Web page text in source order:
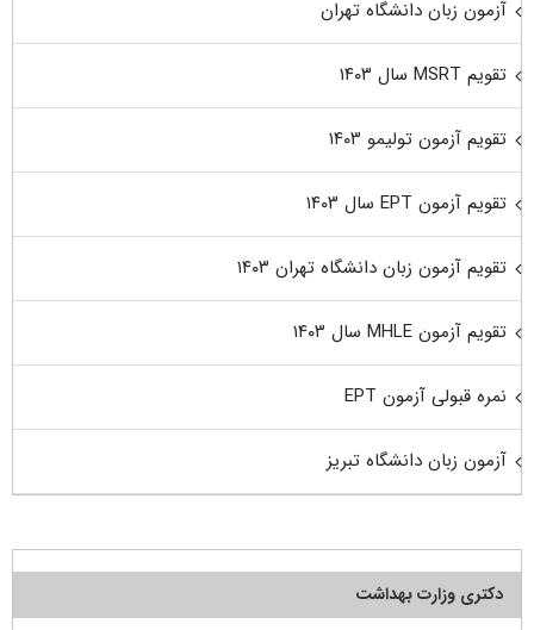
آزمون زبان دانشگاه تهران
تقویم MSRT سال ۱۴۰۳
تقویم آزمون تولیمو ۱۴۰۳
تقویم آزمون EPT سال ۱۴۰۳
تقویم آزمون زبان دانشگاه تهران ۱۴۰۳
تقویم آزمون MHLE سال ۱۴۰۳
نمره قبولی آزمون EPT
آزمون زبان دانشگاه تبریز
دکتری وزارت بهداشت